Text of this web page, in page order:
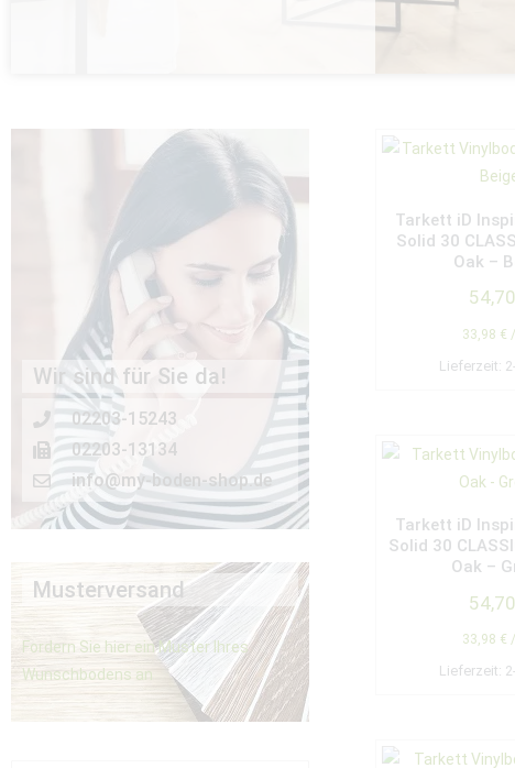
Wir sind für Sie da!
02203-15243
02203-13134
info@my-boden-shop.de
Musterversand
Fordern Sie hier ein Muster Ihres
Wunschbodens an
Tarkett iD
Solid 30
Oak –
54,70
33,98 € /
Lieferzeit:
Tarkett iD
Solid 30
Oak –
54,70
33,98 € /
Lieferzeit: